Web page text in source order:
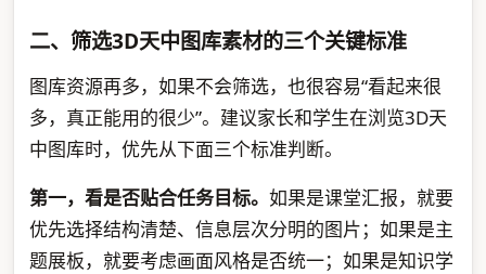
二、筛选3D天中图库素材的三个关键标准
图库资源再多，如果不会筛选，也很容易“看起来很
多，真正能用的很少”。建议家长和学生在浏览3D天
中图库时，优先从下面三个标准判断。
第一，看是否贴合任务目标。 如果是课堂汇报，就要
优先选择结构清楚、信息层次分明的图片；如果是主
题展板，就要考虑画面风格是否统一；如果是知识学